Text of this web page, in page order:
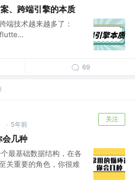
、跨端引擎的本质
端技术越来越多了：
69
· 5年前
关注
会几种
最基础数据结构，在各
关重要的角色，你很难